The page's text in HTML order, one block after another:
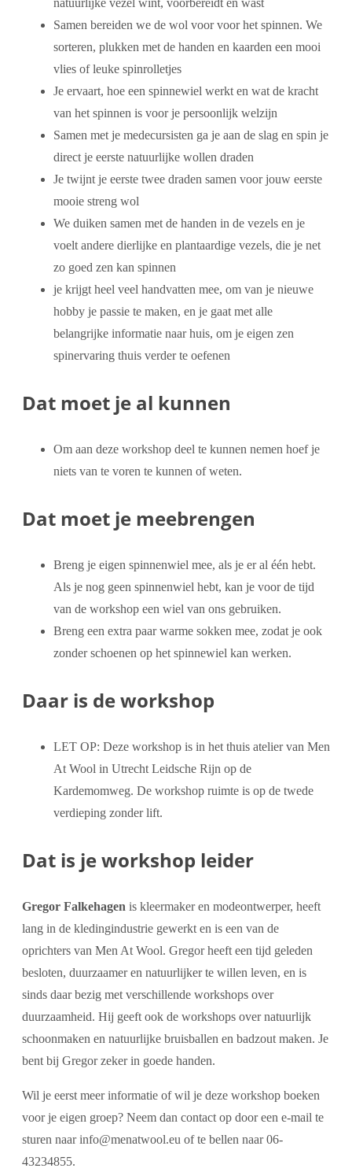
Samen bereiden we de wol voor voor het spinnen. We
sorteren, plukken met de handen en kaarden een mooi
vlies of leuke spinrolletjes
Je ervaart, hoe een spinnewiel werkt en wat de kracht
van het spinnen is voor je persoonlijk welzijn
Samen met je medecursisten ga je aan de slag en spin je
direct je eerste natuurlijke wollen draden
Je twijnt je eerste twee draden samen voor jouw eerste
mooie streng wol
We duiken samen met de handen in de vezels en je
voelt andere dierlijke en plantaardige vezels, die je net
zo goed zen kan spinnen
je krijgt heel veel handvatten mee, om van je nieuwe
hobby je passie te maken, en je gaat met alle
belangrijke informatie naar huis, om je eigen zen
spinervaring thuis verder te oefenen
Dat moet je al kunnen
Om aan deze workshop deel te kunnen nemen hoef je
niets van te voren te kunnen of weten.
Dat moet je meebrengen
Breng je eigen spinnenwiel mee, als je er al één hebt.
Als je nog geen spinnenwiel hebt, kan je voor de tijd
van de workshop een wiel van ons gebruiken.
Breng een extra paar warme sokken mee, zodat je ook
zonder schoenen op het spinnewiel kan werken.
Daar is de workshop
LET OP: Deze workshop is in het thuis atelier van Men
At Wool in Utrecht Leidsche Rijn op de
Kardemomweg. De workshop ruimte is op de twede
verdieping zonder lift.
Dat is je workshop leider
Gregor Falkehagen is kleermaker en modeontwerper, heeft
lang in de kledingindustrie gewerkt en is een van de
oprichters van Men At Wool. Gregor heeft een tijd geleden
besloten, duurzaamer en natuurlijker te willen leven, en is
sinds daar bezig met verschillende workshops over
duurzaamheid. Hij geeft ook de workshops over natuurlijk
schoonmaken en natuurlijke bruisballen en badzout maken. Je
bent bij Gregor zeker in goede handen.
Wil je eerst meer informatie of wil je deze workshop boeken
voor je eigen groep? Neem dan contact op door een e-mail te
sturen naar info@menatwool.eu of te bellen naar 06-
43234855.